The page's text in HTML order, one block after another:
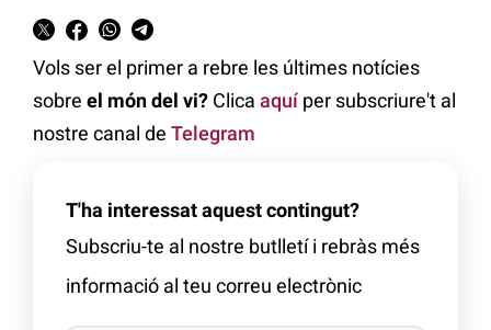
Vols ser el primer a rebre les últimes notícies
sobre el món del vi? Clica aquíper subscriure't al
nostre canal de Telegram
T'ha interessat aquest contingut?
Subscriu-te al nostre butlletí i rebràs més
informació al teu correu electrònic